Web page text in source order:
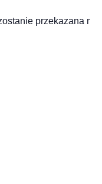
przekazana